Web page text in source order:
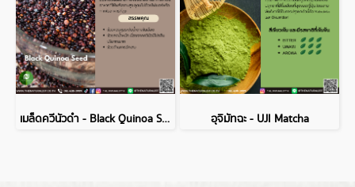
เมล็ดควีนัวดำ - Black Quinoa Seed อุจิมัทฉะ - UJI Matcha